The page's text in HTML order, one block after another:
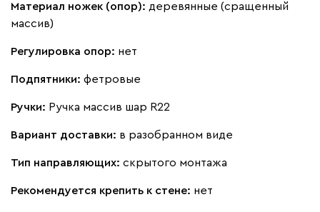
Материал ножек (опор): деревянные (сращенный
массив)
Регулировка опор: нет
Подпятники: фетровые
Ручки: Ручка массив шар R22
Вариант доставки: в разобранном виде
Тип направляющих: скрытого монтажа
Рекомендуется крепить к стене: нет